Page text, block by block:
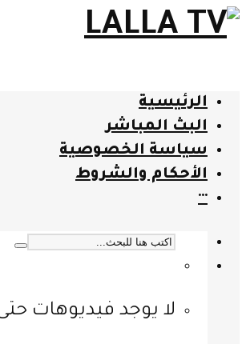
الرئيسية
البث المباشر
سياسة الخصوصية
الأحكام والشروط
···
لا يوجد فيديوهات